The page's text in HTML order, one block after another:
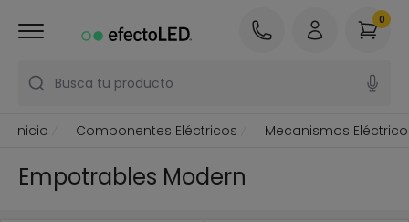
Busca tu producto
0
Inicio Componentes Eléctricos Mecanismos
Empotrables Modern